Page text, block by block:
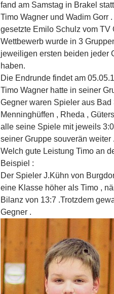
fand am Samstag in Brakel
Timo Wagner und Wadim Gorr
gesetzte Emilo Schulz vom TV
Wettbewerb wurde in 3
jeweiligen ersten beiden jeder
haben.
Die Endrunde findet am
Timo Wagner hatte in seiner
Gegner waren Spieler aus
Menninghüffen , Rheda ,
alle seine Spiele mit jeweils
seiner Gruppe souverän weiter .
Welch gute Leistung Timo an
Beispiel :
Der Spieler J.Kühn von
eine Klasse höher als Timo ,
Bilanz von 13:7 .Trotzdem
Gegner .